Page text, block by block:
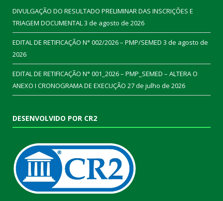
DIVULGAÇÃO DO RESULTADO PRELIMINAR DAS INSCRIÇÕES E
TRIAGEM DOCUMENTAL 3 de agosto de 2026
EDITAL DE RETIFICAÇÃO N° 002/2026 – PMP/SEMED 3 de agosto de
2026
EDITAL DE RETIFICAÇÃO N° 001_2026 – PMP_SEMED – ALTERA O
ANEXO I CRONOGRAMA DE EXECUÇÃO 27 de julho de 2026
DESENVOLVIDO POR CR2